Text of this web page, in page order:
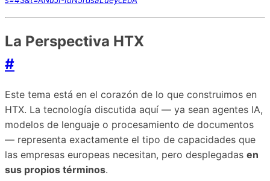
La Perspectiva HTX
#
Este tema está en el corazón de lo que construimos en
HTX. La tecnología discutida aquí — ya sean agentes IA,
modelos de lenguaje o procesamiento de documentos
— representa exactamente el tipo de capacidades que
las empresas europeas necesitan, pero desplegadas en
sus propios términos.